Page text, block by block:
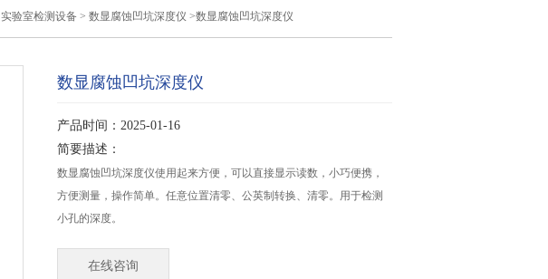
实验室检测设备 > 数显腐蚀凹坑深度仪 >数显腐蚀凹坑深度仪
数显腐蚀凹坑深度仪
产品时间：2025-01-16
简要描述：
数显腐蚀凹坑深度仪使用起来方便，可以直接显示读数，小巧便携，
方便测量，操作简单。任意位置清零、公英制转换、清零。用于检测
小孔的深度。
在线咨询